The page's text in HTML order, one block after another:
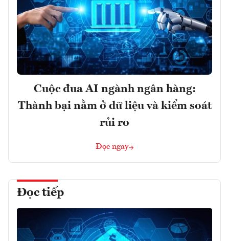
Cuộc đua AI ngành ngân hàng:
Thành bại nằm ở dữ liệu và kiểm soát
rủi ro
Đọc ngay
Đọc tiếp